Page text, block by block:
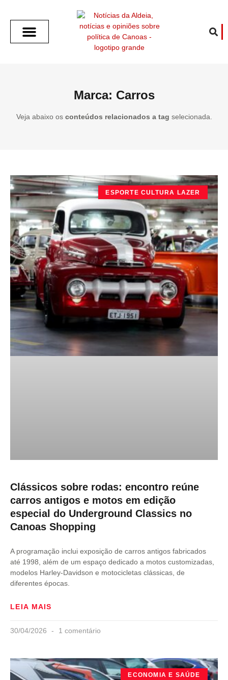
Marca: Carros
Veja abaixo os conteúdos relacionados a tag selecionada.
ESPORTE CULTURA LAZER
Clássicos sobre rodas: encontro reúne
carros antigos e motos em edição
especial do Underground Classics no
Canoas Shopping
A programação inclui exposição de carros antigos fabricados
até 1998, além de um espaço dedicado a motos customizadas,
modelos Harley-Davidson e motocicletas clássicas, de
diferentes épocas.
LEIA MAIS
30/04/2026 1 comentário
ECONOMIA E SAÚDE